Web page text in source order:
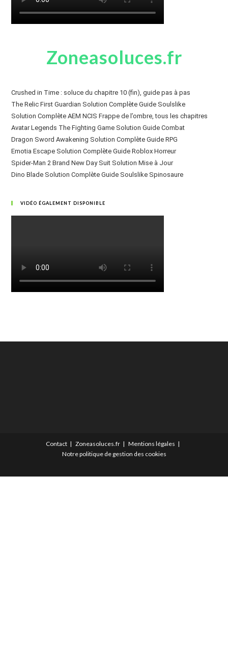
Zoneasoluces.fr
Crushed in Time : soluce du chapitre 10 (fin), guide pas à pas
The Relic First Guardian Solution Complète Guide Soulslike
Solution Complète AEM NCIS Frappe de l’ombre, tous les chapitres
Avatar Legends The Fighting Game Solution Guide Combat
Dragon Sword Awakening Solution Complète Guide RPG
Emotia Escape Solution Complète Guide Roblox Horreur
Spider-Man 2 Brand New Day Suit Solution Mise à Jour
Dino Blade Solution Complète Guide Soulslike Spinosaure
VIDÉO ÉGALEMENT DISPONIBLE
Contact Zoneasoluces.fr
Mentions légales
Notre politique de gestion des cookies